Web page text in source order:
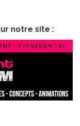
notre site :